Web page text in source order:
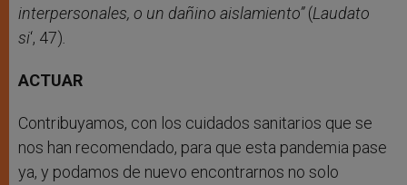
interpersonales, o un dañino aislamiento”(Laudato
si‘, 47)
ACTUAR
Contribuyamos, con los cuidados sanitarios que se
nos han recomendado, para que esta pandemia pase
ya, y podamos de nuevo encontrarnos no solo